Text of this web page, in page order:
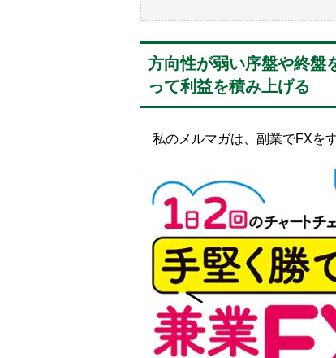
方向性が弱い序盤や終盤
って利益を積み上げる
私のメルマガは、副業でFXを